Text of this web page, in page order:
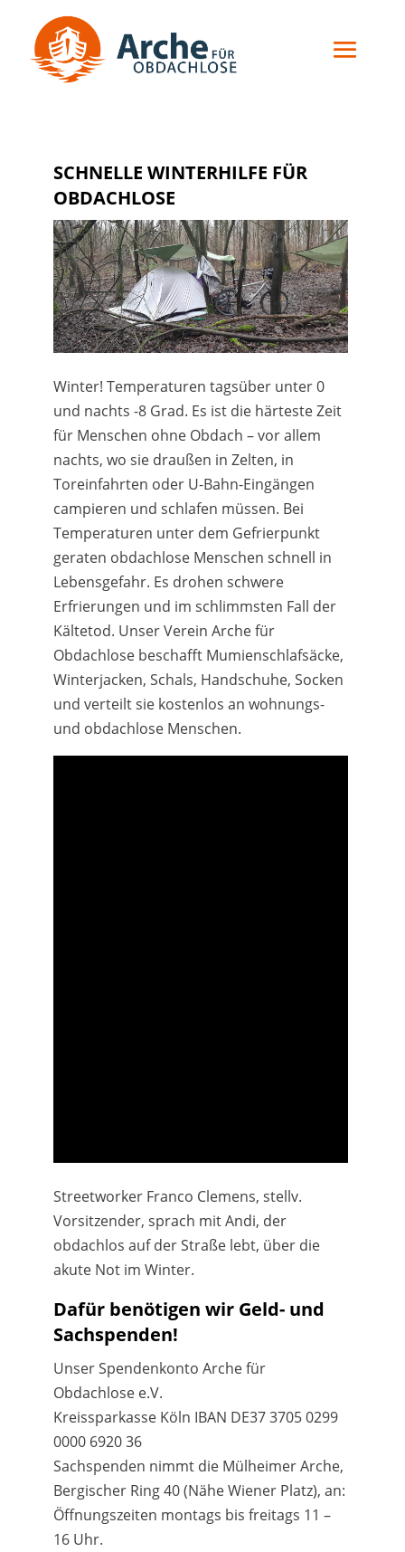
SCHNELLE WINTERHILFE FÜR
OBDACHLOSE
Winter! Temperaturen tagsüber unter 0
und nachts -8 Grad. Es ist die härteste Zeit
für Menschen ohne Obdach – vor allem
nachts, wo sie draußen in Zelten, in
Toreinfahrten oder U-Bahn-Eingängen
campieren und schlafen müssen. Bei
Temperaturen unter dem Gefrierpunkt
geraten obdachlose Menschen schnell in
Lebensgefahr. Es drohen schwere
Erfrierungen und im schlimmsten Fall der
Kältetod. Unser Verein Arche für
Obdachlose beschafft Mumienschlafsäcke,
Winterjacken, Schals, Handschuhe, Socken
und verteilt sie kostenlos an wohnungs-
und obdachlose Menschen.
Streetworker Franco Clemens, stellv.
Vorsitzender, sprach mit Andi, der
obdachlos auf der Straße lebt, über die
akute Not im Winter.
Dafür benötigen wir Geld- und
Sachspenden!
Unser Spendenkonto Arche für
Obdachlose e.V.
Kreissparkasse Köln IBAN DE37 3705 0299
0000 6920 36
Sachspenden nimmt die Mülheimer Arche,
Bergischer Ring 40 (Nähe Wiener Platz), an:
Öffnungszeiten montags bis freitags 11 –
16 Uhr.